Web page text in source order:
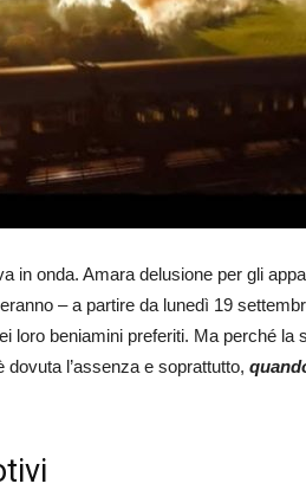
in onda. Amara delusione per gli
– a partire da lunedì 19
loro beniamini preferiti. Ma perché la
l’assenza e soprattutto,